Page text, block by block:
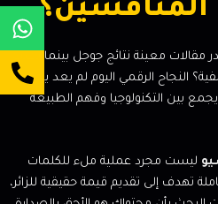
المنافسين؟
معينة نتائج جوجل بينما تضيع
النجاح الرقمي اليوم لم يعد يعتمد
بين التكنولوجيا وفهم الطبيعة
ليست مجرد عملية ملء للكلمات
تهدف إلى تقديم قيمة حقيقية للزائر،